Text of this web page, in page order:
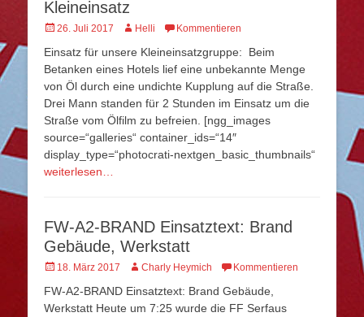
Kleineinsatz
Veröffentlicht
26. Juli 2017 AutorHelli Kommentieren
Einsatz für unsere Kleineinsatzgruppe: Beim
Betanken eines Hotels lief eine unbekannte Menge
von Öl durch eine undichte Kupplung auf die Straße.
Drei Mann standen für 2 Stunden im Einsatz um die
Straße vom Ölfilm zu befreien. [ngg_images
source=“galleries“ container_ids=“14″
display_type=“photocrati-nextgen_basic_thumbnails“
weiterlesen…
FW-A2-BRAND Einsatztext: Brand
Gebäude, Werkstatt
Veröffentlicht
18. März 2017 AutorCharly Heymich Kommentieren
FW-A2-BRAND Einsatztext: Brand Gebäude,
Werkstatt Heute um 7:25 wurde die FF Serfaus